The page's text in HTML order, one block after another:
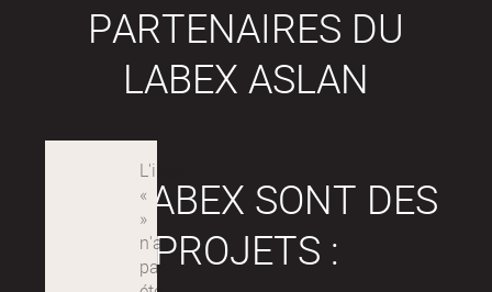
PARTENAIRES DU
LABEX ASLAN
LES LABEX SONT DES
PROJETS :